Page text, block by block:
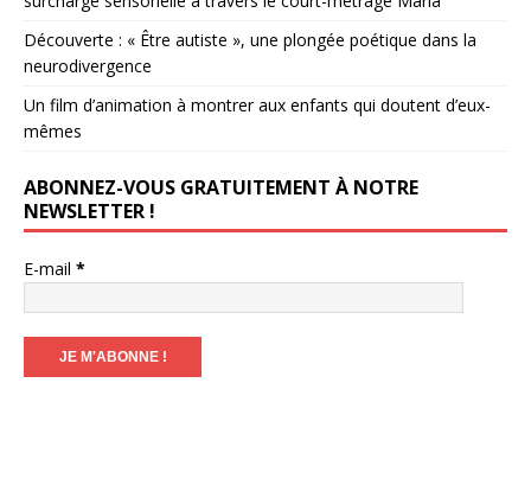
Découverte : « Être autiste », une plongée poétique dans la
neurodivergence
Un film d’animation à montrer aux enfants qui doutent d’eux-
mêmes
ABONNEZ-VOUS GRATUITEMENT À NOTRE
NEWSLETTER !
E-mail *